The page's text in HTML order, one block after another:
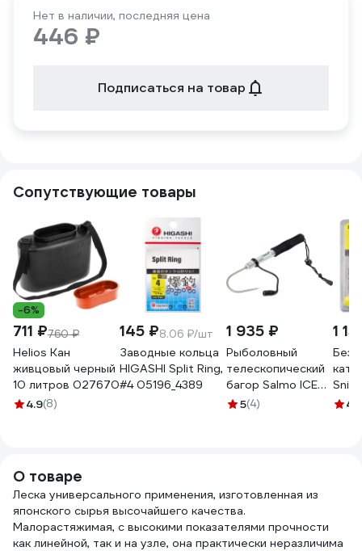
Нет в наличии, последняя цена
446 ₽
Подписаться на товар
Сопутствующие товары
-6%
711 ₽760 ₽
Helios Кан
живцовый черный
10 литров 027670
4.9(8)
145 ₽8.06 ₽/шт
Заводные кольца
HIGASHI Split Ring,
#4 05196_4389
1 935 ₽
Рыболовный
телескопический
багор Salmo ICE
GAFF 62 ZG-62
5(4)
1
4.6
О товаре
Леска универсального применения, изготовленная из
японского сырья высочайшего качества.
Малорастяжимая, с высокими показателями прочности
как линейной, так и на узле, она практически неразличима